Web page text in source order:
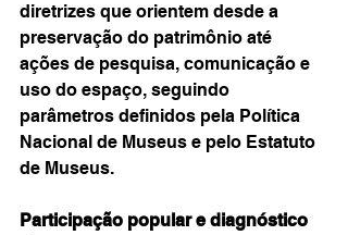
diretrizes que orientem desde a
preservação do patrimônio até
ações de pesquisa, comunicação e
uso do espaço, seguindo
parâmetros definidos pela Política
Nacional de Museus e pelo Estatuto
de Museus.
Participação popular e diagnóstico